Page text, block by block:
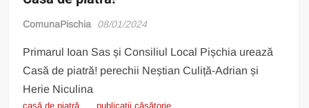
ComunaPischia 08/01/2024
Primarul Ioan Sas și Consiliul Local Pișchia urează
Casă de piatră! perechii Neștian Culiță-Adrian și
Herie Niculina
casă de piatră publicații căsătorie